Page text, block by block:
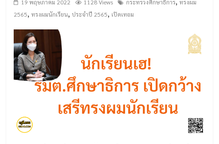
19 พฤษภาคม 2022 1128 Views กระทรวงศึกษาธิการ ทรงผม
2565,ทรงผมนักเรียน,ประจำปี 2565, เปิดเทอม